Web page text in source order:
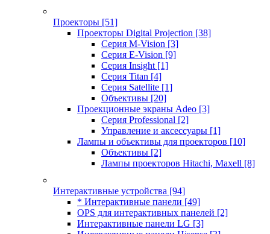
Проекторы [51]
Проекторы Digital Projection [38]
Серия M-Vision [3]
Серия E-Vision [9]
Серия Insight [1]
Серия Titan [4]
Серия Satellite [1]
Объективы [20]
Проекционные экраны Adeo [3]
Серия Professional [2]
Управление и аксессуары [1]
Лампы и объективы для проекторов [10]
Объективы [2]
Лампы проекторов Hitachi, Maxell [8]
Интерактивные устройства [94]
* Интерактивные панели [49]
OPS для интерактивных панелей [2]
Интерактивные панели LG [3]